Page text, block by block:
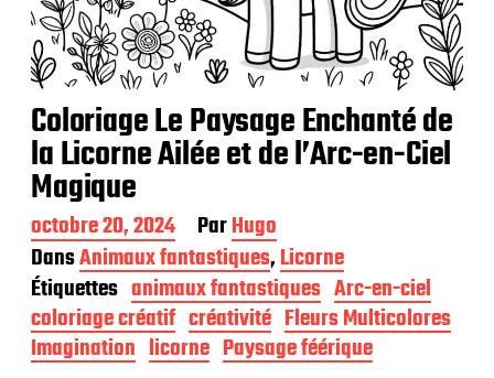
Coloriage Le Paysage Enchanté de
la Licorne Ailée et de l’Arc-en-Ciel
Magique
D
a
t
e
d
e
p
octobre 20, 2024 ParHugo
DansAnimaux fantastiques,Licorne
Étiquettes animaux fantastiques Arc-en-ciel
coloriage créatif créativité Fleurs Multicolores
Imagination licorne Paysage féérique